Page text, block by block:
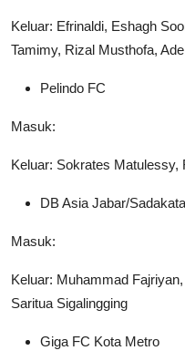
Keluar: Efrinaldi, Eshagh
Tamimy, Rizal Musthofa,
Pelindo FC
Masuk:
Keluar: Sokrates Matulessy,
DB Asia Jabar/
Masuk:
Keluar: Muhammad
Saritua Sigalingging
Giga FC Kota Metro